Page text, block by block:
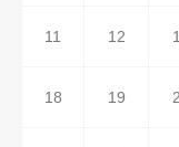
11 12
18 19